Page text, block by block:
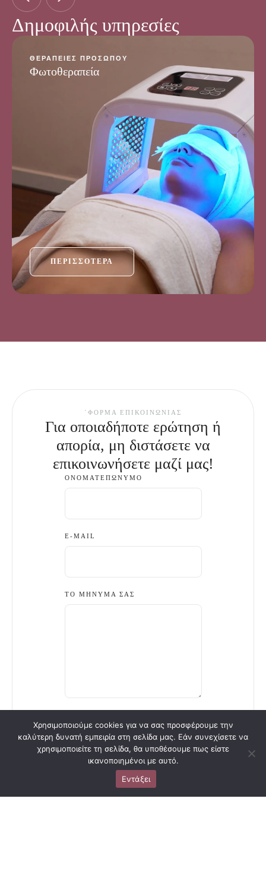
Δημοφιλής υπηρεσίες
ΘΕΡΑΠΕΊΕΣ ΠΡΟΣΏΠΟΥ
Φωτοθεραπεία
ΠΕΡΙΣΣΌΤΕΡΑ
΄ΦΌΡΜΑ ΕΠΙΚΟΙΝΩΝΊΑΣ
Για οποιαδήποτε ερώτηση ή
απορία, μη διστάσετε να
επικοινωνήσετε μαζί μας!
ΟΝΟΜΑΤΕΠΏΝΥΜΟ
E-MAIL
ΤΟ ΜΉΝΥΜΆ ΣΑΣ
ΑΠΟΣΤΟΛΉ
Χρησιμοποιούμε cookies για να σας προσφέρουμε την
καλύτερη δυνατή εμπειρία στη σελίδα μας. Εάν συνεχίσετε να
χρησιμοποιείτε τη σελίδα, θα υποθέσουμε πως είστε
ικανοποιημένοι με αυτό.
Εντάξει